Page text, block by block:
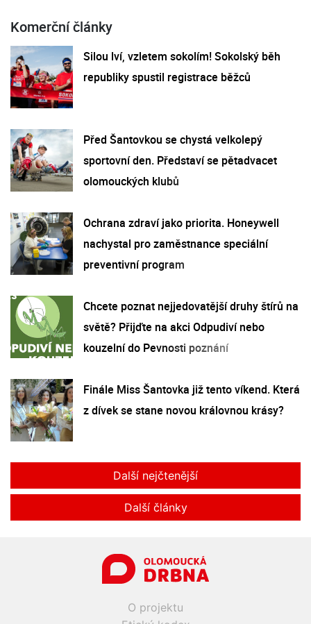
Komerční články
Silou lví, vzletem sokolím! Sokolský běh
republiky spustil registrace běžců
Před Šantovkou se chystá velkolepý
sportovní den. Představí se pětadvacet
olomouckých klubů
Ochrana zdraví jako priorita. Honeywell
nachystal pro zaměstnance speciální
preventivní program
Chcete poznat nejjedovatější druhy štírů na
světě? Přijďte na akci Odpudiví nebo
kouzelní do Pevnosti poznání
Finále Miss Šantovka již tento víkend. Která
z dívek se stane novou královnou krásy?
Další nejčtenější
Další články
O projektu